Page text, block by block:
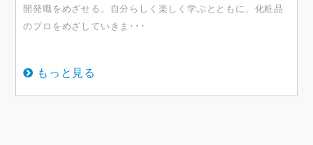
開発職をめざせる。⾃分らしく楽しく学ぶとともに、化粧品
のプロをめざしていきま･･･
もっと見る